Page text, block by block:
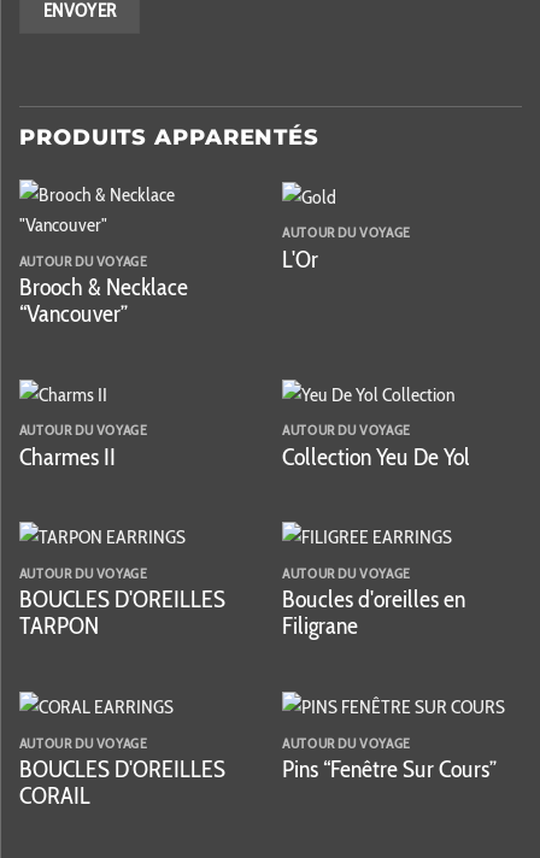
PRODUITS APPARENTÉS
AUTOUR DU VOYAGE
Brooch & Necklace
“Vancouver”
AUTOUR DU VOYAGE
L'Or
AUTOUR DU VOYAGE
Charmes II
AUTOUR DU VOYAGE
Collection Yeu De Yol
AUTOUR DU VOYAGE
BOUCLES D'OREILLES
TARPON
AUTOUR DU VOYAGE
Boucles d'oreilles en
Filigrane
AUTOUR DU VOYAGE
BOUCLES D'OREILLES
CORAIL
AUTOUR DU VOYAGE
Pins “Fenêtre Sur Cours”